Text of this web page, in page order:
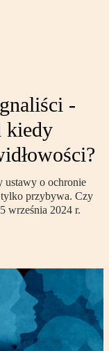
-
kiedy
ustawy o ochronie
przybywa. Czy
września 2024 r.